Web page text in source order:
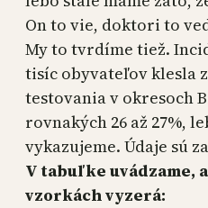
On to vie, doktori to
My to tvrdíme tiež.
tisíc obyvateľov klesla
testovania v okresoch
rovnakých 26 až 27%,
vykazujeme. Údaje sú
V tabuľke uvádzame,
vzorkách vyzerá: